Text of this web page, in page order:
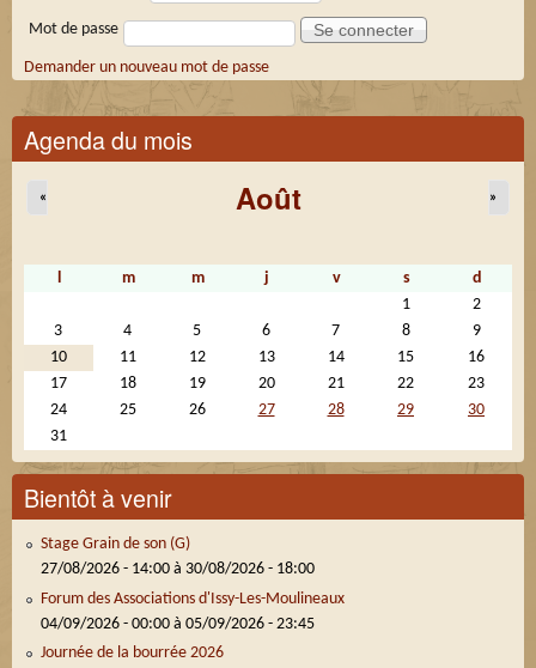
Mot de passe
Demander un nouveau mot de passe
Agenda du mois
Août
« »
l m m j v s
d
1
2
3
4 5 6 7 8
9
10
11 12 13 14 15
16
17
18 19 20 21 22
23
24
25 26 27 28 29
30
31
Bientôt à venir
Stage Grain de son (G)
27/08/2026 - 14:00 à 30/08/2026 - 18:00
Forum des Associations d'Issy-Les-Moulineaux
04/09/2026 - 00:00 à 05/09/2026 - 23:45
Journée de la bourrée 2026